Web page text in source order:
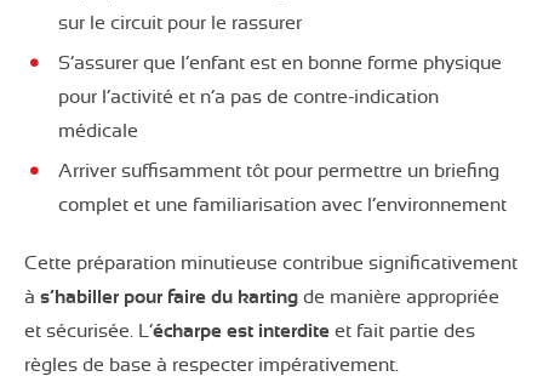
sur le circuit pour le rassurer
S’assurer que l’enfant est en bonne forme physique
pour l’activité et n’a pas de contre-indication
médicale
Arriver suffisamment tôt pour permettre un briefing
complet et une familiarisation avec l’environnement
Cette préparation minutieuse contribue significativement
à s’habiller pour faire du karting de manière appropriée
et sécurisée. L’écharpe est interdite et fait partie des
règles de base à respecter impérativement.